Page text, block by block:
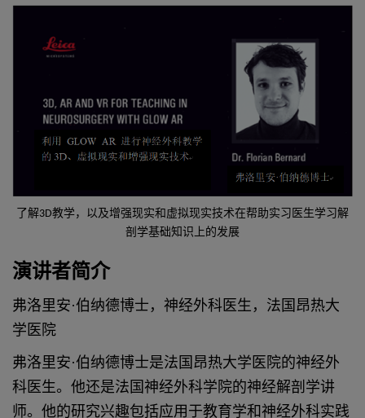
了解3D教学，以及增强现实和虚拟现实技术在帮助实习医生学习解
剖学基础知识上的发展
演讲者简介
弗洛里安·伯纳德博士，神经外科医生，法国昂热大
学医院
弗洛里安·伯纳德博士是法国昂热大学医院的神经外
科医生。他还是法国神经外科学院的神经解剖学讲
师。他的研究兴趣包括应用于教育学和神经外科实践